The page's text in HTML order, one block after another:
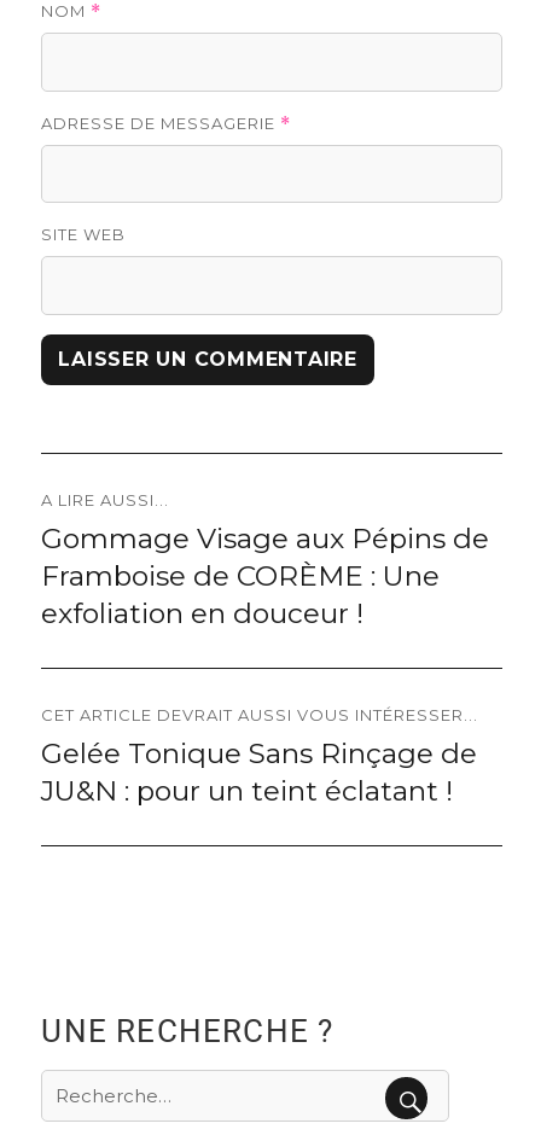
NOM *
ADRESSE DE MESSAGERIE *
SITE WEB
Navigation
de
l’article
A LIRE AUSSI...
Previous
post:
Gommage Visage aux Pépins de
Framboise de CORÈME : Une
exfoliation en douceur !
CET ARTICLE DEVRAIT AUSSI VOUS INTÉRESSER...
Next
post:
Gelée Tonique Sans Rinçage de
JU&N : pour un teint éclatant !
UNE RECHERCHE ?
Recherche
pour